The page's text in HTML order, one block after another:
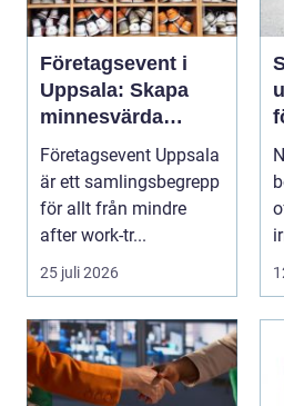
Företagsevent i
Uppsala: Skapa
minnesvärda
möten som bygger
starkare team
Företagsevent Uppsala
är ett samlingsbegrepp
för allt från mindre
after work-tr...
25 juli 2026